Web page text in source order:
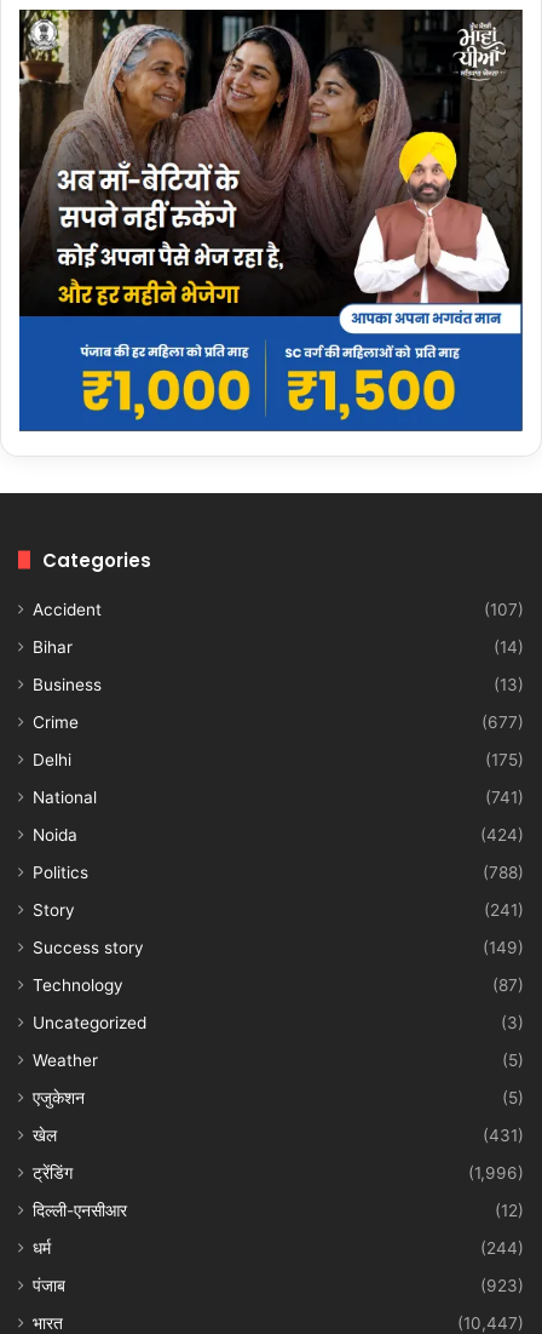
Categories
Accident
(107)
Bihar
(14)
Business
(13)
Crime
(677)
Delhi
(175)
National
(741)
Noida
(424)
Politics
(788)
Story
(241)
Success story
(149)
Technology
(87)
Uncategorized
(3)
Weather
(5)
एजुकेशन
(5)
खेल
(431)
ट्रेंडिंग
(1,996)
दिल्ली-एनसीआर
(12)
धर्म
(244)
पंजाब
(923)
भारत
(10,447)